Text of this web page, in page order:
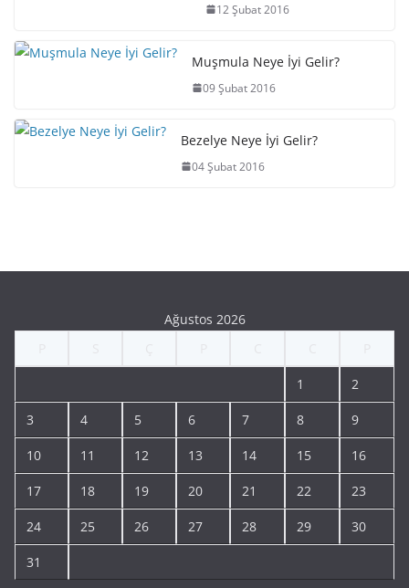
12 Şubat 2016
Muşmula Neye İyi Gelir?
09 Şubat 2016
Bezelye Neye İyi Gelir?
04 Şubat 2016
Ağustos 2026
1 2
3 4 5 6 7 8 9
10 11 12 13 14 15 16
17 18 19 20 21 22 23
24 25 26 27 28 29 30
31